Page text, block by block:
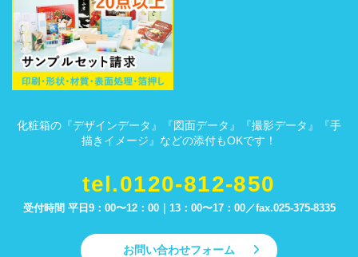
化粧箱の『デザインデータ』『図面データ』『撮影データ』『手
描きイメージ』などの添付もOKです！
tel.0120-812-850
受付時間 平日9：00〜12：00｜13：00〜17：00／fax.025-375-8335
お問い合わせフォーム